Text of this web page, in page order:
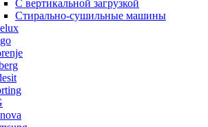
С вертикальной загрузкой
Стирально-сушильные машины